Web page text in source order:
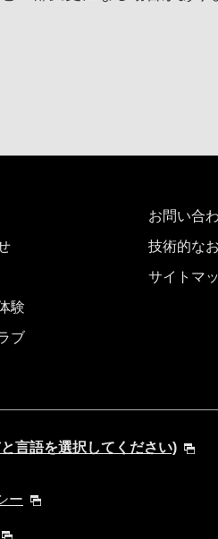
験
ブ
お問い合
技術的な
サイトマ
言語を選択してください)
ー